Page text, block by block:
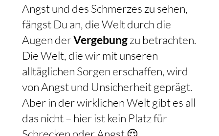
Angst und des Schmerzes zu sehen,
fängst Du an, die Welt durch die
Augen derVergebungzu betrachten.
Die Welt, die wir mit unseren
alltäglichen Sorgen erschaffen, wird
von Angst und Unsicherheit geprägt.
Aber in der wirklichen Welt gibt es all
das nicht – hier ist kein Platz für